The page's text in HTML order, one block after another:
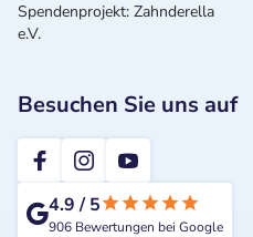
Spendenprojekt: Zahnderella
e.V.
Besuchen Sie uns auf
2te-ZahnarztMeinung
4.9/5
906 Bewertungen bei Google